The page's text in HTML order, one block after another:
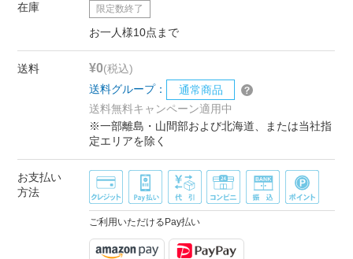
在庫 限定数終了
お一人様10点まで
送料 ¥0(税込)
送料グループ：
通常商品
送料無料キャンペーン適用中
※一部離島・山間部および北海道、または当社指
定エリアを除く
お支払い
方法
ご利用いただけるPay払い